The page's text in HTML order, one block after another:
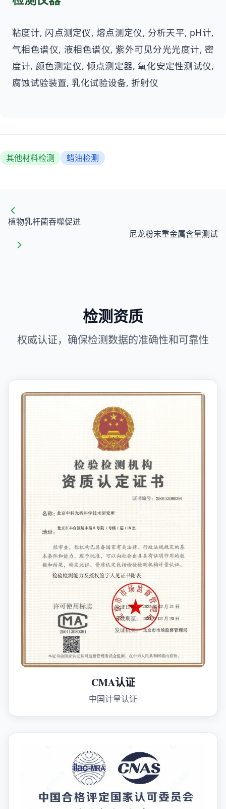
粘度计, 闪点测定仪, 熔点测定仪, 分析天平, pH计,
气相色谱仪, 液相色谱仪, 紫外可见分光光度计, 密
度计, 颜色测定仪, 倾点测定器, 氧化安定性测试仪,
腐蚀试验装置, 乳化试验设备, 折射仪
其他材料检测 蜡油检测
植物乳杆菌吞噬促进
尼龙粉末重金属含量测试
检测资质
权威认证，确保检测数据的准确性和可靠性
CMA认证
中国计量认证